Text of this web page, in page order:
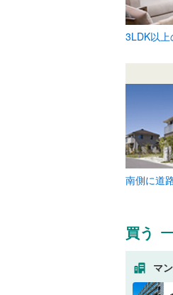
3LDK以
南側に道
買う
マ